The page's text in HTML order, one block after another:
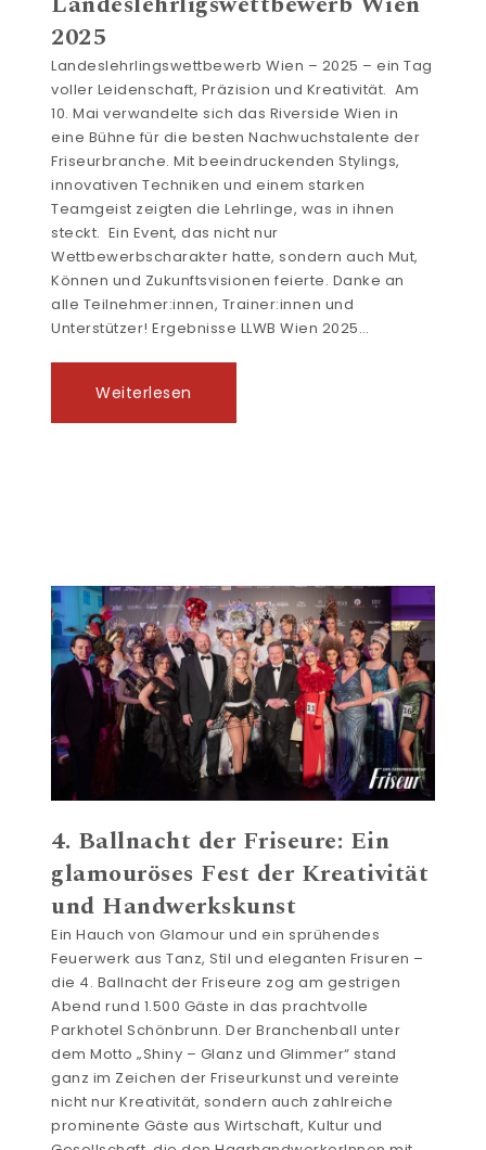
2025
Landeslehrlingswettbewerb Wien – 2025 – ein Tag
voller Leidenschaft, Präzision und Kreativität. Am
10. Mai verwandelte sich das Riverside Wien in
eine Bühne für die besten Nachwuchstalente der
Friseurbranche. Mit beeindruckenden Stylings,
innovativen Techniken und einem starken
Teamgeist zeigten die Lehrlinge, was in ihnen
steckt. Ein Event, das nicht nur
Wettbewerbscharakter hatte, sondern auch Mut,
Können und Zukunftsvisionen feierte. Danke an
alle Teilnehmer:innen, Trainer:innen und
Unterstützer! Ergebnisse LLWB Wien 2025…
Weiterlesen
4. Ballnacht der Friseure: Ein
glamouröses Fest der Kreativität
und Handwerkskunst
Ein Hauch von Glamour und ein sprühendes
Feuerwerk aus Tanz, Stil und eleganten Frisuren –
die 4. Ballnacht der Friseure zog am gestrigen
Abend rund 1.500 Gäste in das prachtvolle
Parkhotel Schönbrunn. Der Branchenball unter
dem Motto „Shiny – Glanz und Glimmer“ stand
ganz im Zeichen der Friseurkunst und vereinte
nicht nur Kreativität, sondern auch zahlreiche
prominente Gäste aus Wirtschaft, Kultur und